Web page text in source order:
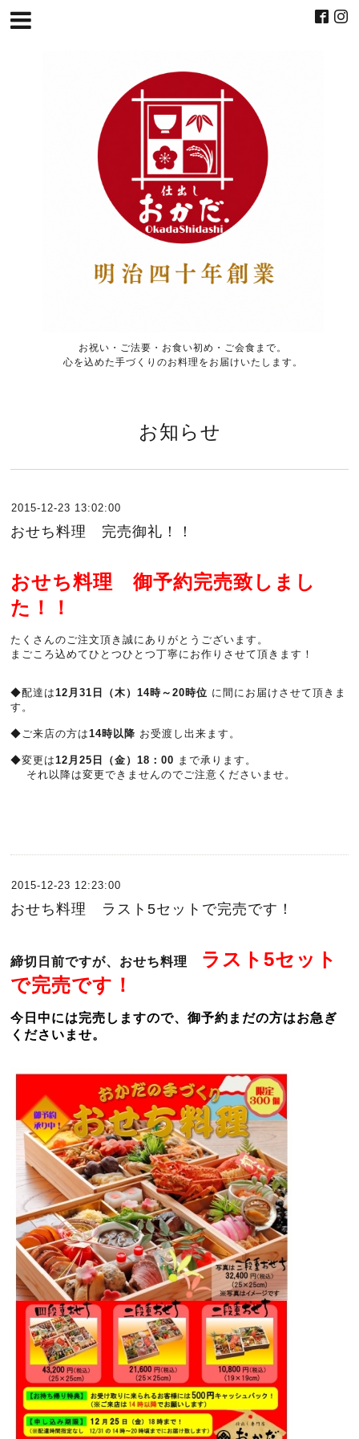
お祝い・ご法要・お食い初め・ご会食まで。
心を込めた手づくりのお料理をお届けいたします。
お知らせ
2015-12-23 13:02:00
おせち料理 完売御礼！！
おせち料理 御予約完売致しまし
た！！
たくさんのご注文頂き誠にありがとうございます。
まごころ込めてひとつひとつ丁寧にお作りさせて頂きます！
◆配達は12月31日（木）14時～20時位 に間にお届けさせて頂きま
す。
◆ご来店の方は14時以降 お受渡し出来ます。
◆変更は12月25日（金）18：00 まで承ります。
それ以降は変更できませんのでご注意くださいませ。
2015-12-23 12:23:00
おせち料理 ラスト5セットで完売です！
締切日前ですが、おせち料理 ラスト5セット
で完売です！
今日中には完売しますので、御予約まだの方はお急ぎ
くださいませ。